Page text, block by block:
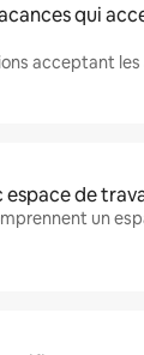
qui
acceptant
espace de
un